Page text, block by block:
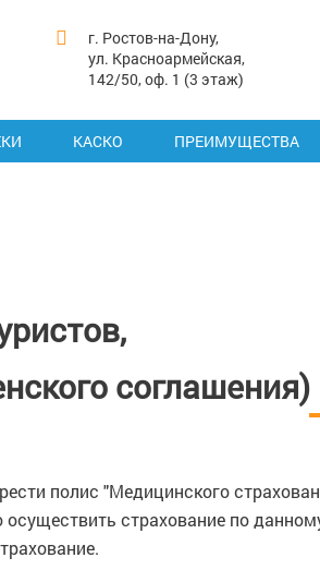
г. Ростов-на-Дону,
ул. Красноармейская,
142/50, оф. 1 (3 этаж)
КАСКО ПРЕИМУЩЕСТВА
соглашения)
полис "Медицинского
страхование по